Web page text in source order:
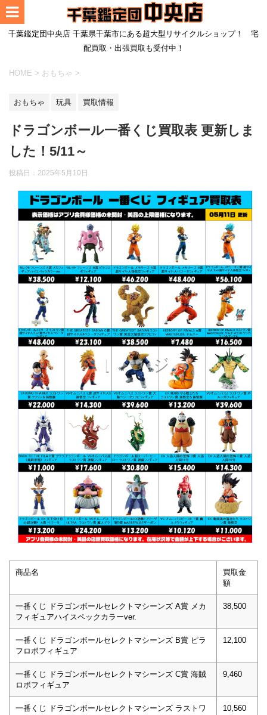
千葉鑑定団中央店 千葉県千葉市にある超大型リサイクルショップ！ 宅
配買取・出張買取も受付中！
HOME > おもちゃ >
おもちゃ 玩具 買取情報
ドラゴンボール一番くじ買取表 更新しま
した！5/11～
投稿日： 2025年5月10日
商品名
買取金
額
一番くじ ドラゴンボールセレクトマシーンズ A賞 メカ
フィギュアハイスペックカラーver.
38,500
一番くじ ドラゴンボールセレクトマシーンズ B賞 ピラ
フロボフィギュア
12,100
一番くじ ドラゴンボールセレクトマシーンズ C賞 海賊
ロボフィギュア
9,460
一番くじ ドラゴンボールセレクトマシーンズ ラストワ
10,560